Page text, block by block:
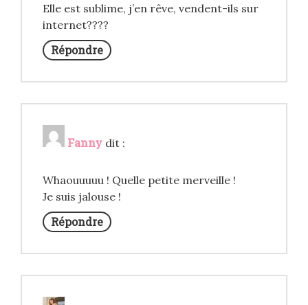
Elle est sublime, j’en rêve, vendent-ils sur
internet????
Répondre
Fanny dit :
Whaouuuuu ! Quelle petite merveille !
Je suis jalouse !
Répondre